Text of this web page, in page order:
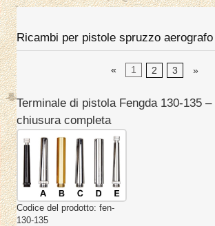
Ricambi per pistole spruzzo aerografo
« 1 2 3 »
Terminale di pistola Fengda 130-135
chiusura completa
Codice del prodotto: fen-
130-135